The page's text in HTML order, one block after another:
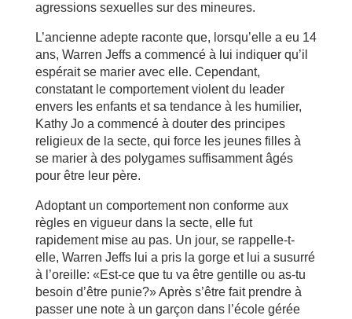
agressions sexuelles sur des mineures.
L’ancienne adepte raconte que, lorsqu’elle a eu 14
ans, Warren Jeffs a commencé à lui indiquer qu’il
espérait se marier avec elle. Cependant,
constatant le comportement violent du leader
envers les enfants et sa tendance à les humilier,
Kathy Jo a commencé à douter des principes
religieux de la secte, qui force les jeunes filles à
se marier à des polygames suffisamment âgés
pour être leur père.
Adoptant un comportement non conforme aux
règles en vigueur dans la secte, elle fut
rapidement mise au pas. Un jour, se rappelle-t-
elle, Warren Jeffs lui a pris la gorge et lui a susurré
à l’oreille: «Est-ce que tu va être gentille ou as-tu
besoin d’être punie?» Après s’être fait prendre à
passer une note à un garçon dans l’école gérée